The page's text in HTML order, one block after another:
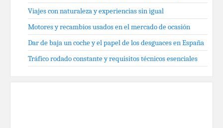
Viajes con naturaleza y experiencias sin igual
Motores y recambios usados en el mercado de ocasión
Dar de baja un coche y el papel de los desguaces en España
Tráfico rodado constante y requisitos técnicos esenciales